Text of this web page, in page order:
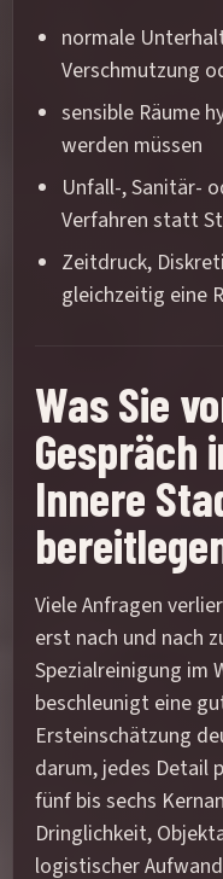
normale
Verschmutzung
sensible Räume
werden müssen
Unfall-, Sanitär-
Verfahren statt
Zeitdruck,
gleichzeitig eine
Was Sie
Gespräch
Innere
Viele Anfragen
erst nach und nach
Spezialreinigung im
beschleunigt eine
Ersteinschätzung
darum, jedes Detail
fünf bis sechs
Dringlichkeit,
logistischer